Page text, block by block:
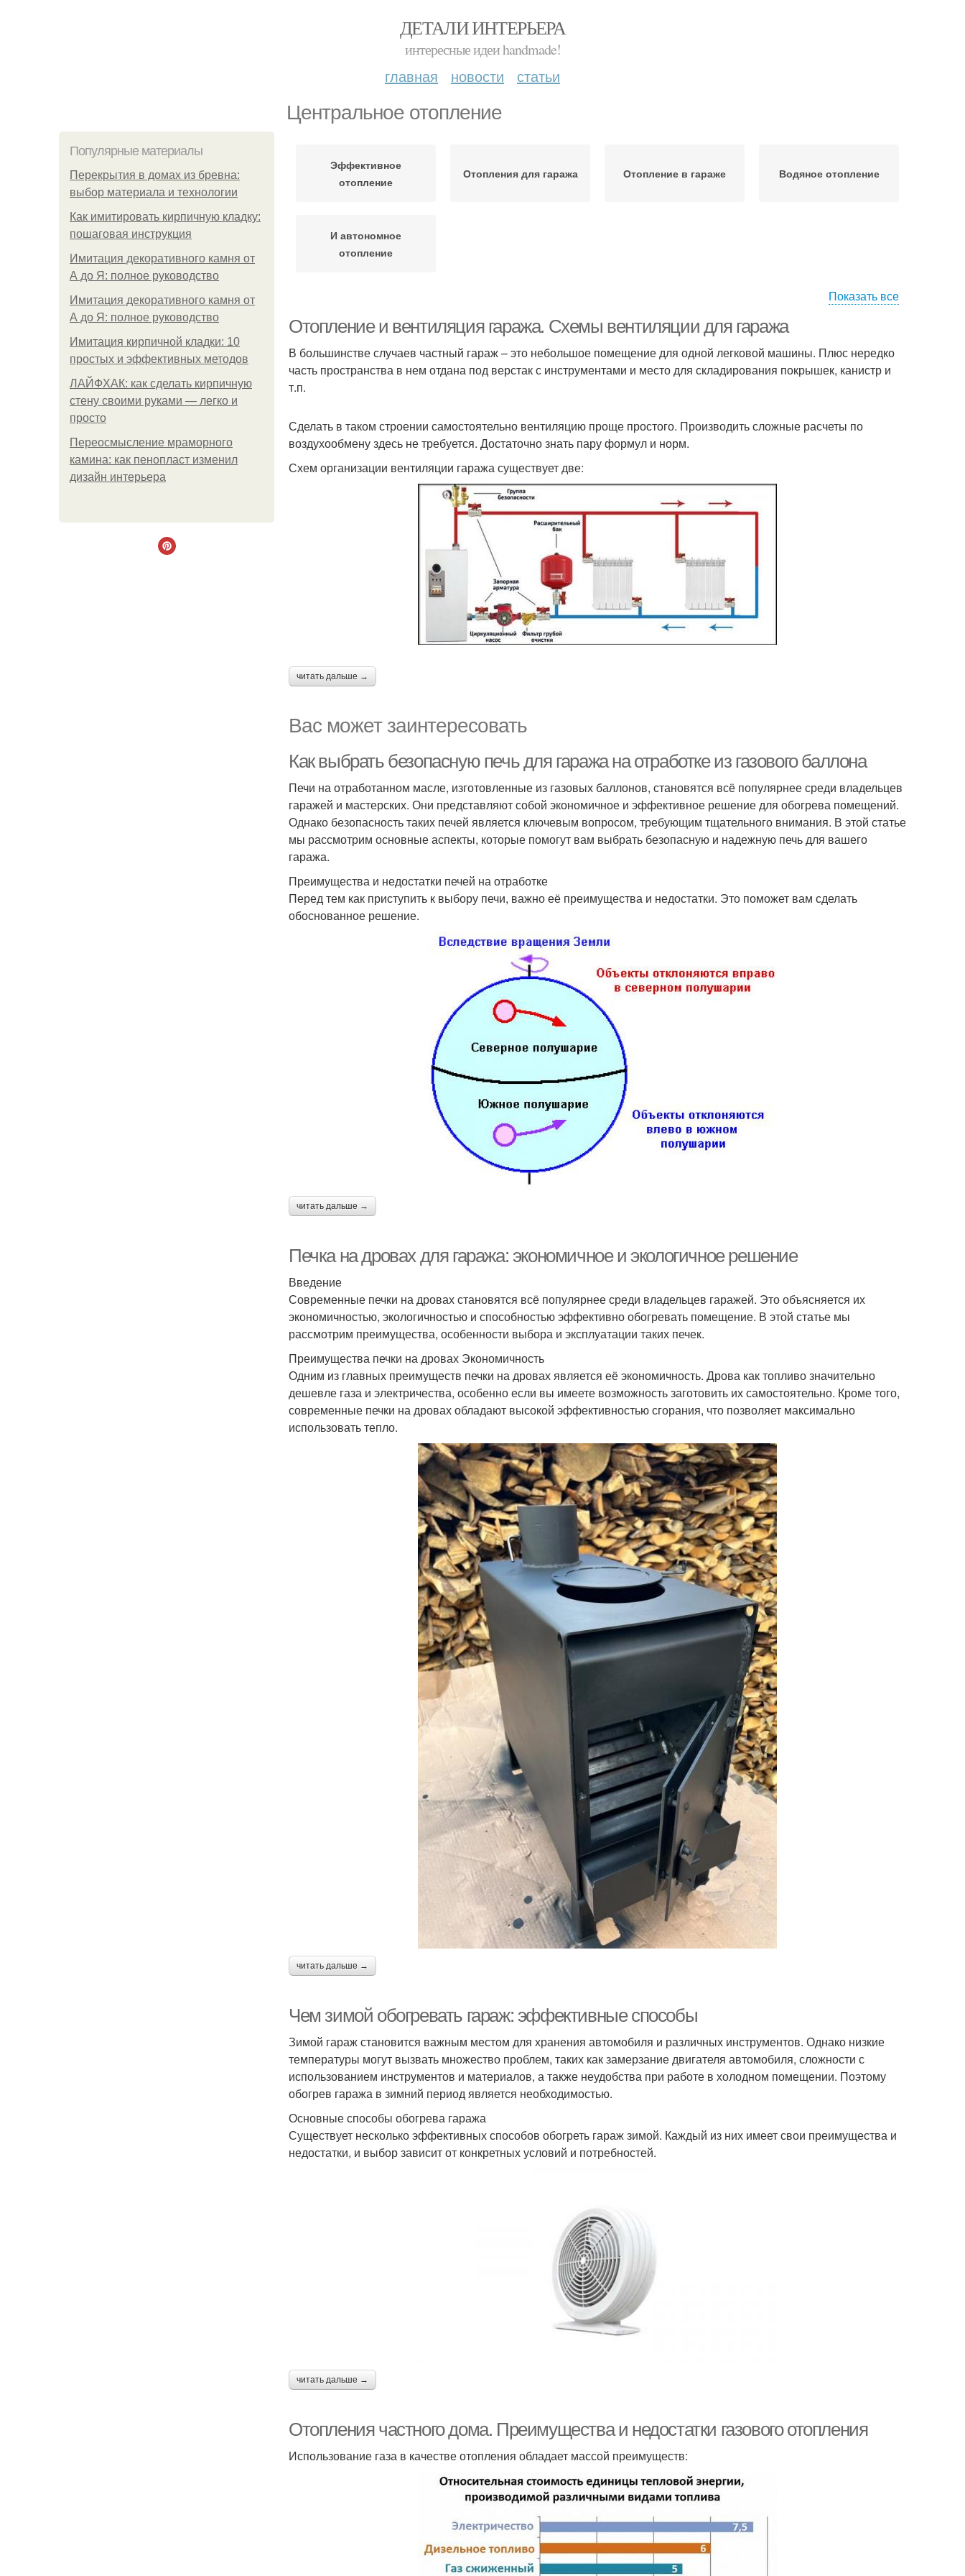
ДЕТАЛИ ИНТЕРЬЕРА
интересные идеи handmade!
главная новости статьи
Центральное отопление
Популярные материалы
Перекрытия в домах из бревна:
выбор материала и технологии
Как имитировать кирпичную кладку:
пошаговая инструкция
Имитация декоративного камня от
А до Я: полное руководство
Имитация декоративного камня от
А до Я: полное руководство
Имитация кирпичной кладки: 10
простых и эффективных методов
ЛАЙФХАК: как сделать кирпичную
стену своими руками — легко и
просто
Переосмысление мраморного
камина: как пенопласт изменил
дизайн интерьера
Эффективное
отопление
Отопления для гаража Отопление в гараже Водяное отопление
И автономное
отопление
Показать все
Отопление и вентиляция гаража. Схемы вентиляции для гаража
В большинстве случаев частный гараж – это небольшое помещение для одной легковой машины. Плюс нередко
часть пространства в нем отдана под верстак с инструментами и место для складирования покрышек, канистр и
т.п.
Сделать в таком строении самостоятельно вентиляцию проще простого. Производить сложные расчеты по
воздухообмену здесь не требуется. Достаточно знать пару формул и норм.
Схем организации вентиляции гаража существует две:
читать дальше →
Вас может заинтересовать
Как выбрать безопасную печь для гаража на отработке из газового баллона
Печи на отработанном масле, изготовленные из газовых баллонов, становятся всё популярнее среди владельцев
гаражей и мастерских. Они представляют собой экономичное и эффективное решение для обогрева помещений.
Однако безопасность таких печей является ключевым вопросом, требующим тщательного внимания. В этой статье
мы рассмотрим основные аспекты, которые помогут вам выбрать безопасную и надежную печь для вашего
гаража.
Преимущества и недостатки печей на отработке
Перед тем как приступить к выбору печи, важно её преимущества и недостатки. Это поможет вам сделать
обоснованное решение.
читать дальше →
Печка на дровах для гаража: экономичное и экологичное решение
Введение
Современные печки на дровах становятся всё популярнее среди владельцев гаражей. Это объясняется их
экономичностью, экологичностью и способностью эффективно обогревать помещение. В этой статье мы
рассмотрим преимущества, особенности выбора и эксплуатации таких печек.
Преимущества печки на дровах Экономичность
Одним из главных преимуществ печки на дровах является её экономичность. Дрова как топливо значительно
дешевле газа и электричества, особенно если вы имеете возможность заготовить их самостоятельно. Кроме того,
современные печки на дровах обладают высокой эффективностью сгорания, что позволяет максимально
использовать тепло.
читать дальше →
Чем зимой обогревать гараж: эффективные способы
Зимой гараж становится важным местом для хранения автомобиля и различных инструментов. Однако низкие
температуры могут вызвать множество проблем, таких как замерзание двигателя автомобиля, сложности с
использованием инструментов и материалов, а также неудобства при работе в холодном помещении. Поэтому
обогрев гаража в зимний период является необходимостью.
Основные способы обогрева гаража
Существует несколько эффективных способов обогреть гараж зимой. Каждый из них имеет свои преимущества и
недостатки, и выбор зависит от конкретных условий и потребностей.
читать дальше →
Отопления частного дома. Преимущества и недостатки газового отопления
Использование газа в качестве отопления обладает массой преимуществ: